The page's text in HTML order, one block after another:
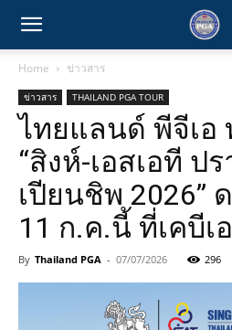
Home ข่าวสาร
ข่าวสาร THAILAND PGA TOUR
ไทยแลนด์ พีจีเอ
“สิงห์-เอสเอที ป
เปียนชิพ 2026”
11 ก.ค.นี้ ที่เคบีเ
By Thailand PGA - 07/07/2026 296